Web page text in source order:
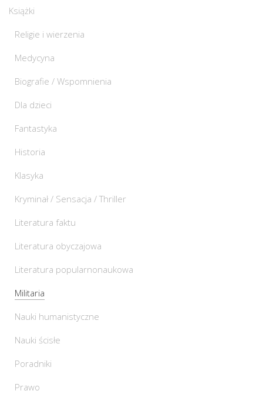
Książki
Religie i wierzenia
Medycyna
Biografie / Wspomnienia
Dla dzieci
Fantastyka
Historia
Klasyka
Kryminał / Sensacja / Thriller
Literatura faktu
Literatura obyczajowa
Literatura popularnonaukowa
Militaria
Nauki humanistyczne
Nauki ścisłe
Poradniki
Prawo